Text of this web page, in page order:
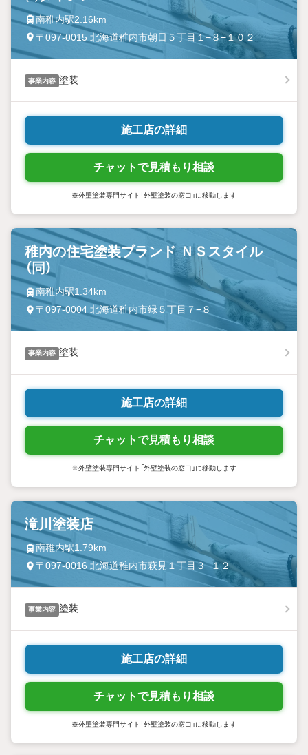
南稚内駅2.16km
〒097-0015 北海道稚内市朝日５丁目１−８−１０２
事業内容 塗装
施工店の詳細
チャットで見積もり相談
※外壁塗装専門サイト「外壁塗装の窓口」に移動します
稚内の住宅塗装ブランド ＮＳスタイル
（同）
南稚内駅1.34km
〒097-0004 北海道稚内市緑５丁目７−８
事業内容 塗装
施工店の詳細
チャットで見積もり相談
※外壁塗装専門サイト「外壁塗装の窓口」に移動します
滝川塗装店
南稚内駅1.79km
〒097-0016 北海道稚内市萩見１丁目３−１２
事業内容 塗装
施工店の詳細
チャットで見積もり相談
※外壁塗装専門サイト「外壁塗装の窓口」に移動します